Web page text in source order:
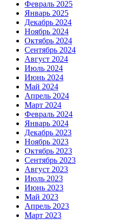
Февраль 2025
Январь 2025
Декабрь 2024
Ноябрь 2024
Октябрь 2024
Сентябрь 2024
Август 2024
Июль 2024
Июнь 2024
Май 2024
Апрель 2024
Март 2024
Февраль 2024
Январь 2024
Декабрь 2023
Ноябрь 2023
Октябрь 2023
Сентябрь 2023
Август 2023
Июль 2023
Июнь 2023
Май 2023
Апрель 2023
Март 2023